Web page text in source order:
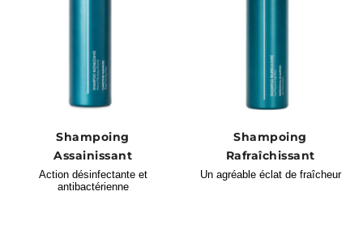
Shampoing
Assainissant
Action désinfectante et
antibactérienne
Shampoing
Rafraîchissant
Un agréable éclat de fraîcheur